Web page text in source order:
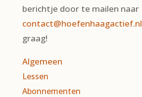
berichtje door te mailen naar
contact@hoefenhaagactief.nl
graag!
Algemeen
Lessen
Abonnementen